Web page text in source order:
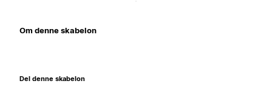
Om denne skabelon
Del denne skabelon